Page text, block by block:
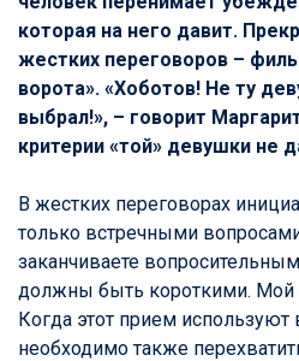
которая на него давит.
жестких переговоров –
ворота». «Хоботов! Не ту
выбрал!», – говорит
критерии «той» девушки не
В жестких переговорах
только встречными
заканчиваете
должны быть короткими.
Когда этот прием используют
необходимо также